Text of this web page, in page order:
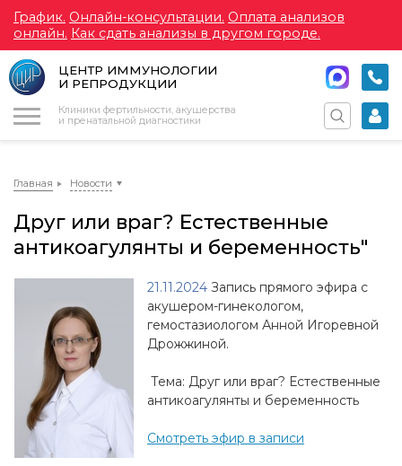
График. Онлайн-консультации. Оплата анализов
онлайн. Как сдать анализы в другом городе.
ЦЕНТР ИММУНОЛОГИИ
И РЕПРОДУКЦИИ
Клиники фертильности, акушерства
и пренатальной диагностики
Главная Новости
Друг или враг? Естественные
антикоагулянты и беременность"
21.11.2024 Запись прямого эфира с
акушером-гинекологом,
гемостазиологом Анной Игоревной
Дрожжиной.
Тема: Друг или враг? Естественные
антикоагулянты и беременность
Смотреть эфир в записи